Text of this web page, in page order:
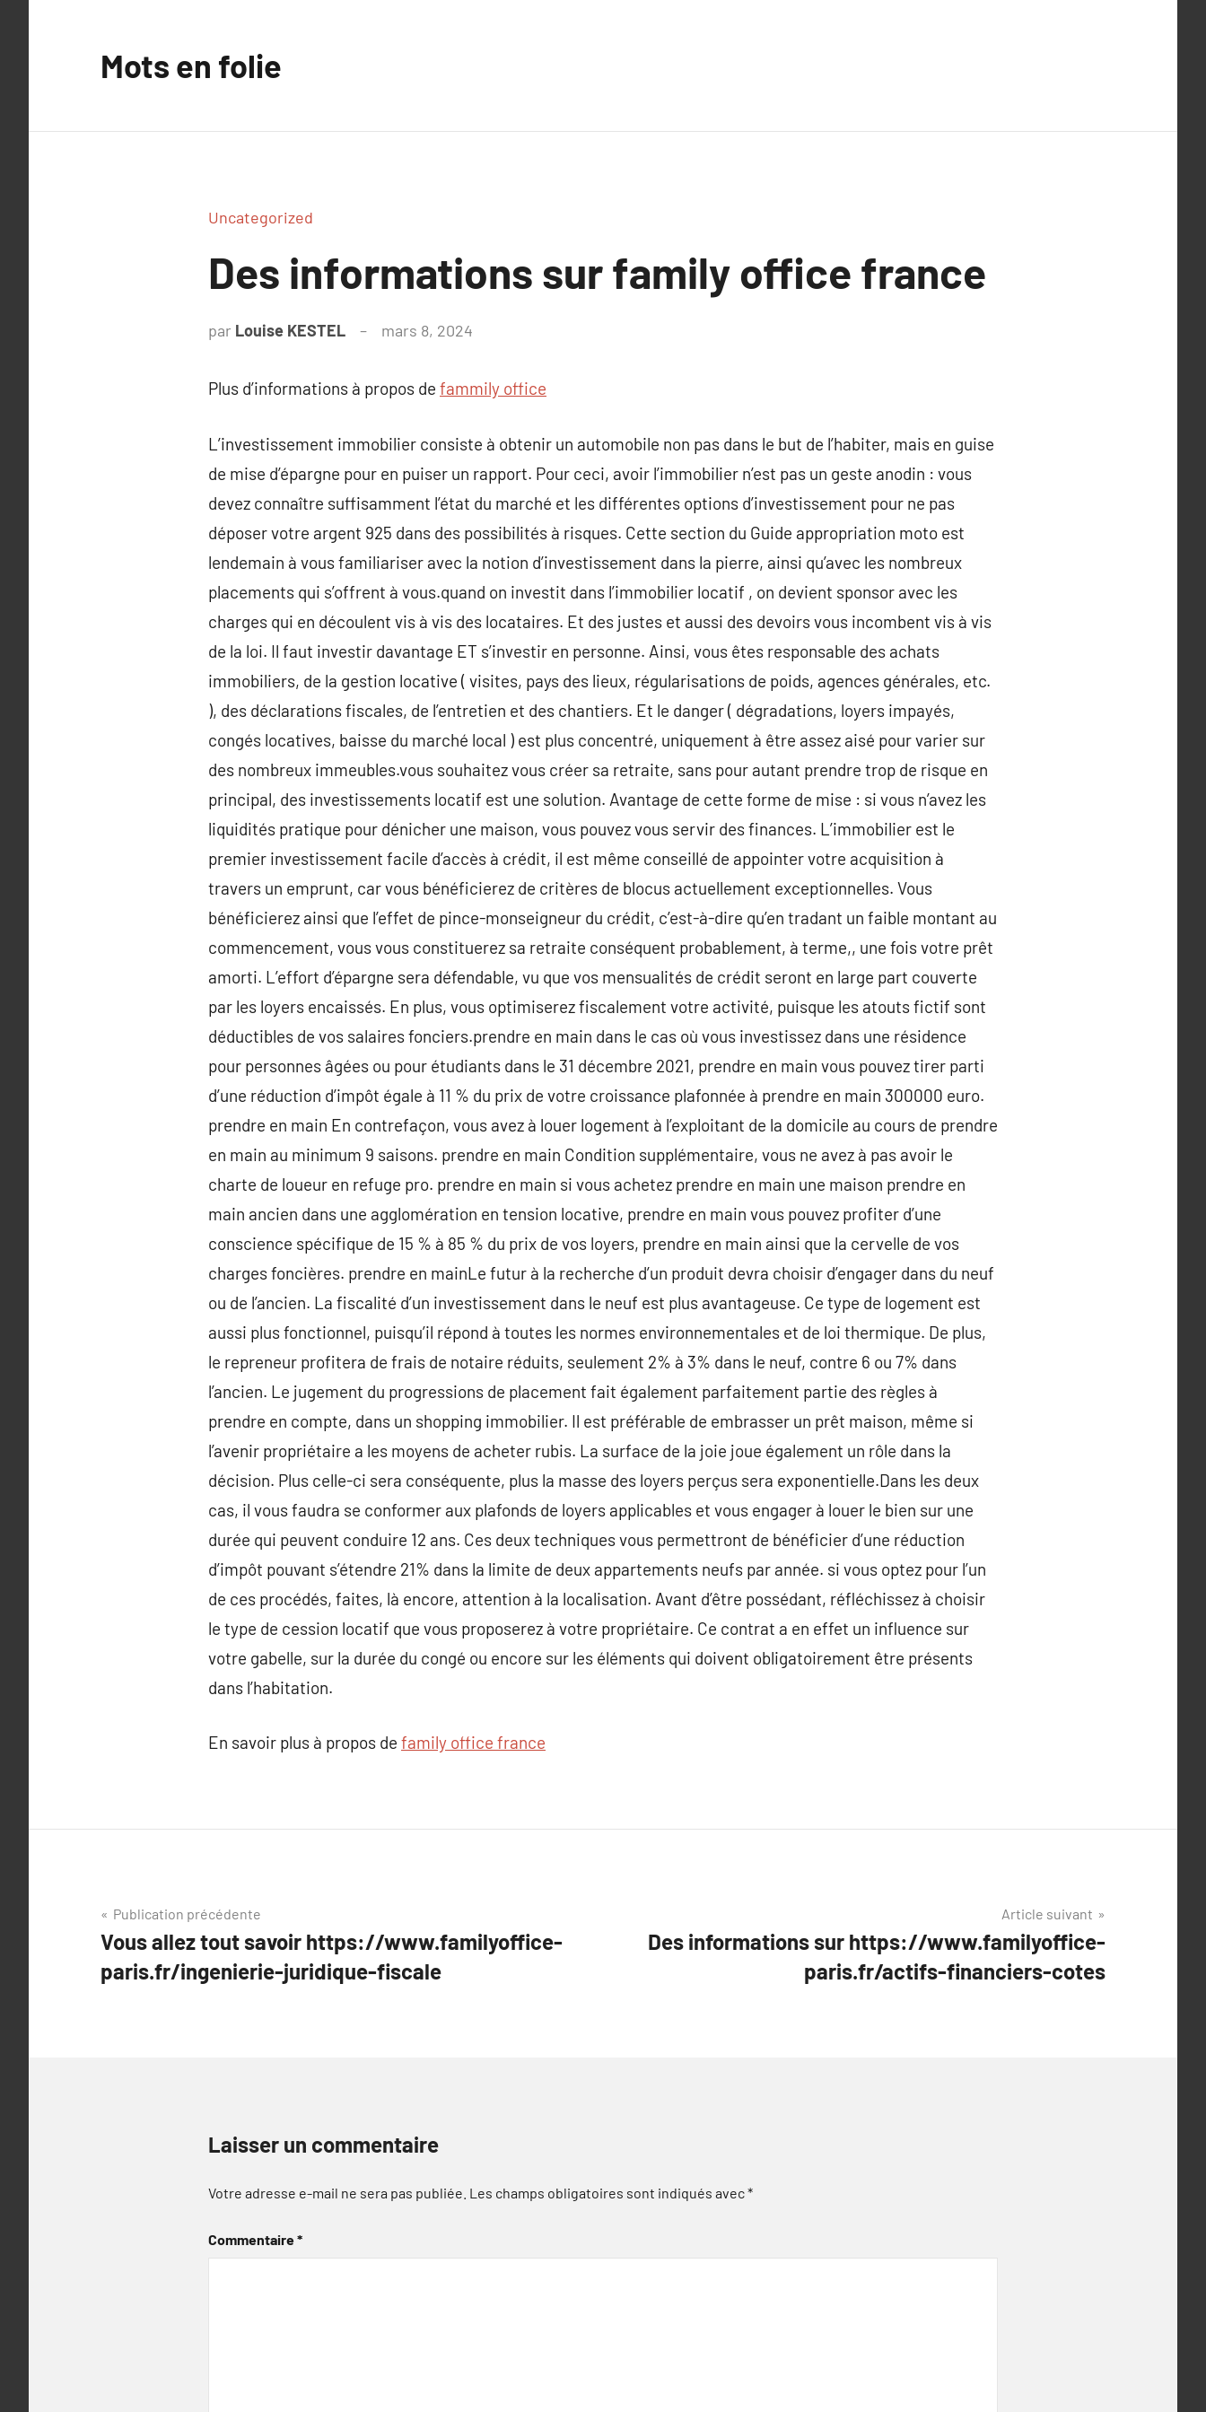
Mots en folie
Uncategorized
Des informations sur family office france
par Louise KESTEL mars 8, 2024
Plus d’informations à propos de fammily office
L’investissement immobilier consiste à obtenir un automobile non pas dans le but de l’habiter, mais en guise
de mise d’épargne pour en puiser un rapport. Pour ceci, avoir l’immobilier n’est pas un geste anodin : vous
devez connaître suffisamment l’état du marché et les différentes options d’investissement pour ne pas
déposer votre argent 925 dans des possibilités à risques. Cette section du Guide appropriation moto est
lendemain à vous familiariser avec la notion d’investissement dans la pierre, ainsi qu’avec les nombreux
placements qui s’offrent à vous.quand on investit dans l’immobilier locatif , on devient sponsor avec les
charges qui en découlent vis à vis des locataires. Et des justes et aussi des devoirs vous incombent vis à vis
de la loi. Il faut investir davantage ET s’investir en personne. Ainsi, vous êtes responsable des achats
immobiliers, de la gestion locative ( visites, pays des lieux, régularisations de poids, agences générales, etc.
), des déclarations fiscales, de l’entretien et des chantiers. Et le danger ( dégradations, loyers impayés,
congés locatives, baisse du marché local ) est plus concentré, uniquement à être assez aisé pour varier sur
des nombreux immeubles.vous souhaitez vous créer sa retraite, sans pour autant prendre trop de risque en
principal, des investissements locatif est une solution. Avantage de cette forme de mise : si vous n’avez les
liquidités pratique pour dénicher une maison, vous pouvez vous servir des finances. L’immobilier est le
premier investissement facile d’accès à crédit, il est même conseillé de appointer votre acquisition à
travers un emprunt, car vous bénéficierez de critères de blocus actuellement exceptionnelles. Vous
bénéficierez ainsi que l’effet de pince-monseigneur du crédit, c’est-à-dire qu’en tradant un faible montant au
commencement, vous vous constituerez sa retraite conséquent probablement, à terme,, une fois votre prêt
amorti. L’effort d’épargne sera défendable, vu que vos mensualités de crédit seront en large part couverte
par les loyers encaissés. En plus, vous optimiserez fiscalement votre activité, puisque les atouts fictif sont
déductibles de vos salaires fonciers.prendre en main dans le cas où vous investissez dans une résidence
pour personnes âgées ou pour étudiants dans le 31 décembre 2021, prendre en main vous pouvez tirer parti
d’une réduction d’impôt égale à 11 % du prix de votre croissance plafonnée à prendre en main 300000 euro.
prendre en main En contrefaçon, vous avez à louer logement à l’exploitant de la domicile au cours de prendre
en main au minimum 9 saisons. prendre en main Condition supplémentaire, vous ne avez à pas avoir le
charte de loueur en refuge pro. prendre en main si vous achetez prendre en main une maison prendre en
main ancien dans une agglomération en tension locative, prendre en main vous pouvez profiter d’une
conscience spécifique de 15 % à 85 % du prix de vos loyers, prendre en main ainsi que la cervelle de vos
charges foncières. prendre en mainLe futur à la recherche d’un produit devra choisir d’engager dans du neuf
ou de l’ancien. La fiscalité d’un investissement dans le neuf est plus avantageuse. Ce type de logement est
aussi plus fonctionnel, puisqu’il répond à toutes les normes environnementales et de loi thermique. De plus,
le repreneur profitera de frais de notaire réduits, seulement 2% à 3% dans le neuf, contre 6 ou 7% dans
l’ancien. Le jugement du progressions de placement fait également parfaitement partie des règles à
prendre en compte, dans un shopping immobilier. Il est préférable de embrasser un prêt maison, même si
l’avenir propriétaire a les moyens de acheter rubis. La surface de la joie joue également un rôle dans la
décision. Plus celle-ci sera conséquente, plus la masse des loyers perçus sera exponentielle.Dans les deux
cas, il vous faudra se conformer aux plafonds de loyers applicables et vous engager à louer le bien sur une
durée qui peuvent conduire 12 ans. Ces deux techniques vous permettront de bénéficier d’une réduction
d’impôt pouvant s’étendre 21% dans la limite de deux appartements neufs par année. si vous optez pour l’un
de ces procédés, faites, là encore, attention à la localisation. Avant d’être possédant, réfléchissez à choisir
le type de cession locatif que vous proposerez à votre propriétaire. Ce contrat a en effet un influence sur
votre gabelle, sur la durée du congé ou encore sur les éléments qui doivent obligatoirement être présents
dans l’habitation.
En savoir plus à propos de family office france
Navigation
de
l’article
Publication précédente
Vous allez tout savoir https://www.familyoffice-
paris.fr/ingenierie-juridique-fiscale
Article suivant
Des informations sur https://www.familyoffice-
paris.fr/actifs-financiers-cotes
Laisser un commentaire
Votre adresse e-mail ne sera pas publiée. Les champs obligatoires sont indiqués avec*
Commentaire*